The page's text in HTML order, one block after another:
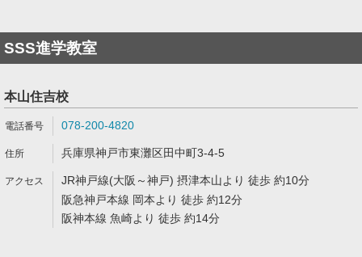
SSS進学教室
本山住吉校
078-200-4820
兵庫県神戸市東灘区田中町3-4-5
JR神戸線(大阪～神戸) 摂津本山より 徒歩 約10分
阪急神戸本線 岡本より 徒歩 約12分
阪神本線 魚崎より 徒歩 約14分